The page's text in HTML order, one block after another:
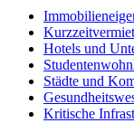
Hotels und
Städte und
Kritische